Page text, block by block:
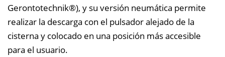
Gerontotechnik®), y su versión neumática permite
realizar la descarga con el pulsador alejado de la
cisterna y colocado en una posición más accesible
para el usuario.